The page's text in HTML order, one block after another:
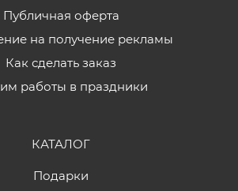
Публичная оферта
на получение рекламы
Как сделать заказ
работы в праздники
КАТАЛОГ
Подарки